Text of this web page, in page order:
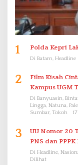
1 Polda Kepri
Di Batam, Headline
2
Film Kisah
Kampus UGM
Di Banyuasin,
Lingga, Natuna,
Sumbar, Tokoh
3
UU Nomor 20
PNS dan
Di Headline,
Dilihat